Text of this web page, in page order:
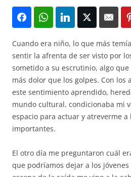
Cuando era niño, lo que más
sentir la afrenta de ser visto por
sometido a su escrutinio, algo
más dolor que los golpes. Con los
este sentimiento aprendido,
mundo cultural, condicionaba mi
espacio para actuar y atreverme a
importantes.
El otro día me preguntaron cuál
que podríamos dejar a los